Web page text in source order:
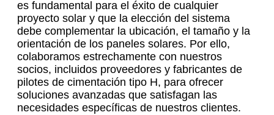
es fundamental para el éxito de cualquier
proyecto solar y que la elección del sistema
debe complementar la ubicación, el tamaño y la
orientación de los paneles solares. Por ello,
colaboramos estrechamente con nuestros
socios, incluidos proveedores y fabricantes de
pilotes de cimentación tipo H, para ofrecer
soluciones avanzadas que satisfagan las
necesidades específicas de nuestros clientes.